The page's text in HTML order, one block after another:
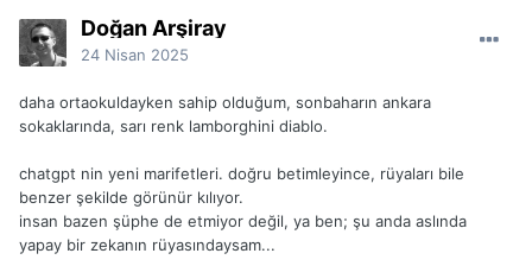
Doğan Arşiray
24 Nisan 2025
daha ortaokuldayken sahip olduğum, sonbaharın ankara
sokaklarında, sarı renk lamborghini diablo.
chatgpt nin yeni marifetleri. doğru betimleyince, rüyaları bile
benzer şekilde görünür kılıyor.
insan bazen şüphe de etmiyor değil, ya ben; şu anda aslında
yapay bir zekanın rüyasındaysam...